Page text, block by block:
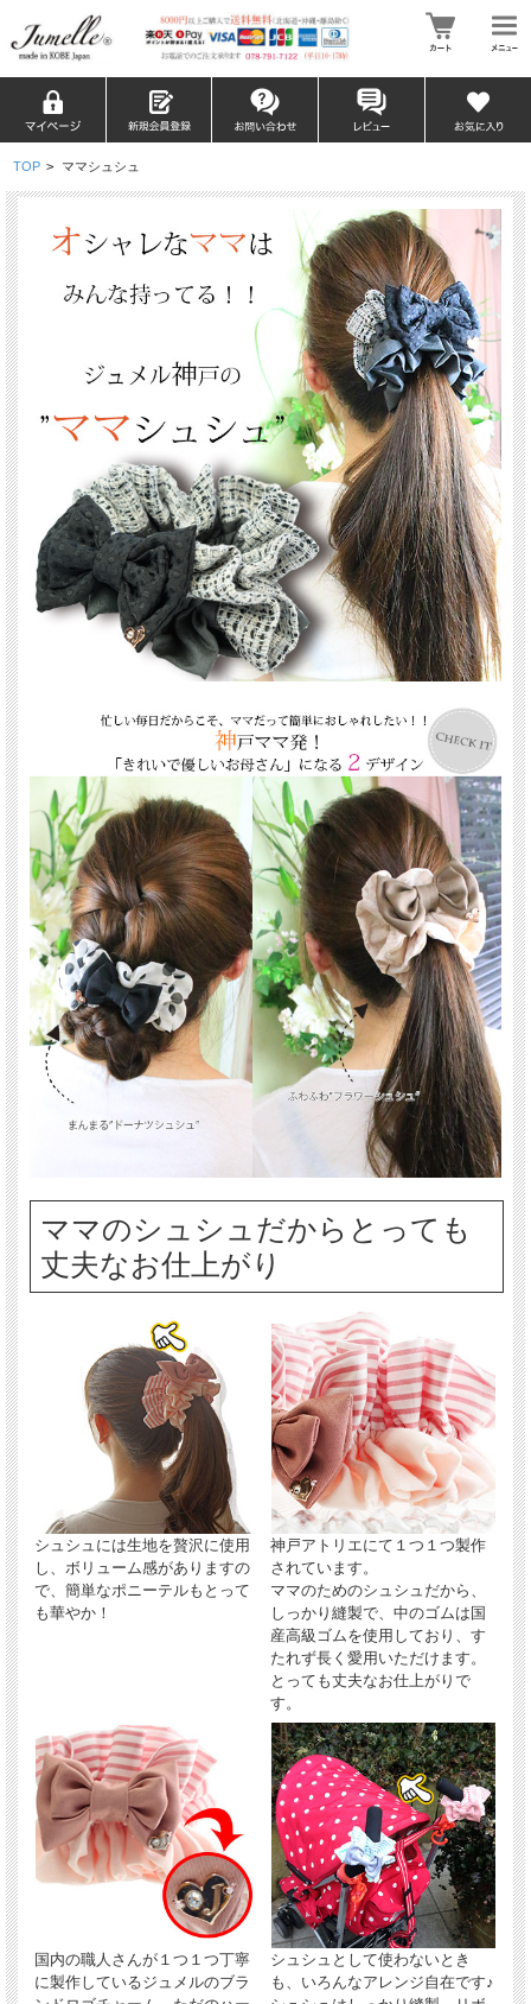
TOP > ママシュシュ
ママのシュシュだからとっても
丈夫なお仕上がり
シュシュには生地を贅沢に使用
し、ボリューム感がありますの
で、簡単なポニーテルもとって
も華やか！
神戸アトリエにて１つ１つ製作
されています。
ママのためのシュシュだから、
しっかり縫製で、中のゴムは国
産高級ゴムを使用しており、す
たれず長く愛用いただけます。
とっても丈夫なお仕上がりで
す。
国内の職人さんが１つ１つ丁寧
に製作しているジュメルのブラ
シュシュとして使わないとき
も、いろんなアレンジ自在です♪